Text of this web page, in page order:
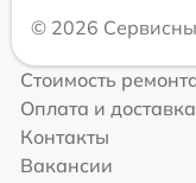
© 2026
Стоимость
Оплата и доставка
Контакты
Вакансии